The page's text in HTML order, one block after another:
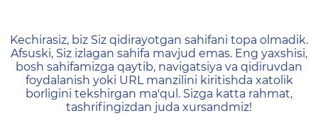
404 — Страница не
Kechirasiz, biz Siz qidirayotgan sahifani topa olmadik.
Afsuski, Siz izlagan sahifa mavjud emas. Eng yaxshisi,
bosh sahifamizga qaytib, navigatsiya va qidiruvdan
foydalanish yoki URL manzilini kiritishda xatolik
borligini tekshirgan ma'qul. Sizga katta rahmat,
tashrifingizdan juda xursandmiz!